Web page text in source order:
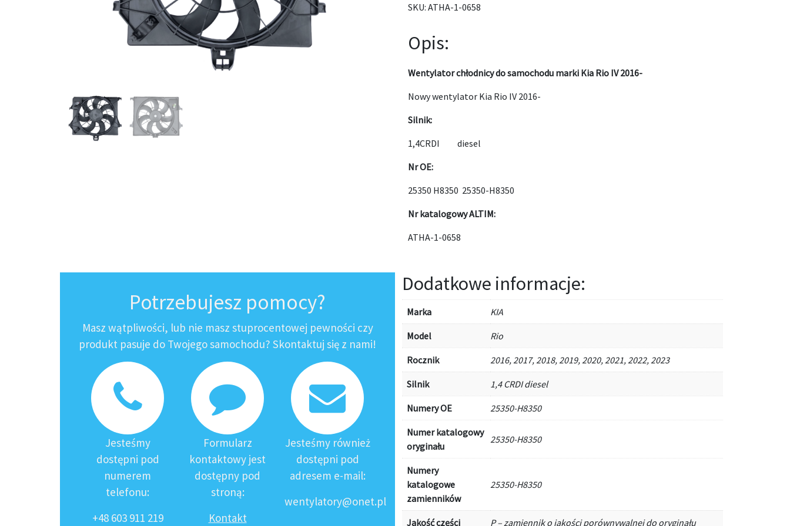
SKU:ATHA-1-0658
Opis:
Wentylator chłodnicy do samochodu marki Kia Rio IV 2016-
Nowy wentylator Kia Rio IV 2016-
Silnik:
1,4CRDI diesel
Nr OE:
25350 H8350 25350-H8350
Nr katalogowy ALTIM:
ATHA-1-0658
Potrzebujesz pomocy?
Masz wątpliwości, lub nie masz stuprocentowej pewności czy
produkt pasuje do Twojego samochodu? Skontaktuj się z nami!
Jesteśmy
dostępni pod
numerem
telefonu:
+48 603 911 219
Formularz
kontaktowy jest
dostępny pod
stroną:
Kontakt
Jesteśmy również
dostępni pod
adresem e-mail:
wentylatory@onet.pl
Dodatkowe informacje:
Marka KIA
Model Rio
Rocznik 2016, 2017, 2018, 2019, 2020, 2021, 2022, 2023
Silnik 1,4 CRDI diesel
Numery OE 25350-H8350
Numer katalogowy
oryginału
25350-H8350
Numery
katalogowe
zamienników
25350-H8350
Jakość części P – zamiennik o jakości porównywalnej do oryginału